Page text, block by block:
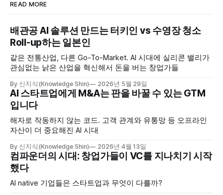
READ MORE
배관공 AI 솔루션 만드는 터키인 vs 수영장 청소
Roll-up하는 일본인
같은 전통산업, 다른 Go-To-Market. AI 시대에 실리콘 밸리가
관심없는 낡은 산업을 혁신해서 돈을 버는 창업가들
By 신지식(Knowledge Shin) 2026년 5월 29일
AI 스타트업에게 M&A는 판을 바꿀 수 있는 GTM
입니다
해자로 작동하지 않는 코드. 고객 관계와 유통망 등 오프라인
자산이 더 중요해진 AI 시대
By 신지식(Knowledge Shin) 2026년 4월 13일
컴파운더의 시대: 창업가들이 VC를 지나치기 시작
했다
AI native 기업들은 스타트업과 무엇이 다를까?